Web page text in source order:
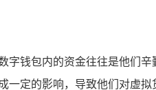
字钱包内的资金往往是他们
一定的影响，导致他们对虚